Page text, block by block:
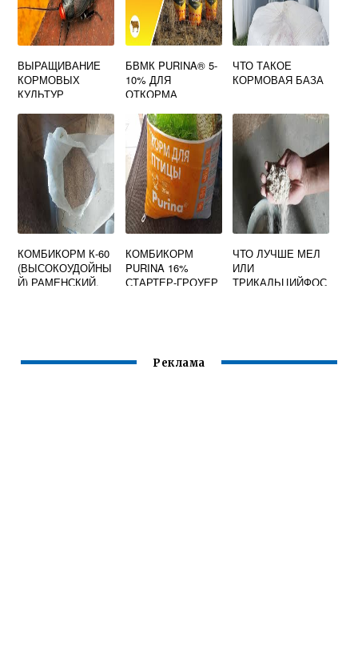
ВЫРАЩИВАНИЕ
КОРМОВЫХ
КУЛЬТУР
БВМК PURINA® 5-
10% ДЛЯ
ОТКОРМА
И ТЕЛОЧЕК
ЧТО ТАКОЕ
КОРМОВАЯ БАЗА
КОМБИКОРМ К-60
(ВЫСОКОУДОЙНЫ
Й) РАМЕНСКИЙ,
КОМБИКОРМ
PURINA 16%
СТАРТЕР-ГРОУЕР
ЧТО ЛУЧШЕ МЕЛ
ИЛИ
ТРИКАЛЬЦИЙФОС
Реклама